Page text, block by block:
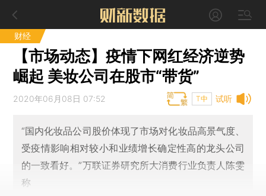
财经
【市场动态】疫情下网红经济逆势
崛起 美妆公司在股市“带货”
试听
2020年06月08日 07:52 T中
“国内化妆品公司股价体现了市场对化妆品高景气度、
受疫情影响相对较小和业绩增长确定性高的龙头公司
的一致看好。”万联证券研究所大消费行业负责人陈雯
称